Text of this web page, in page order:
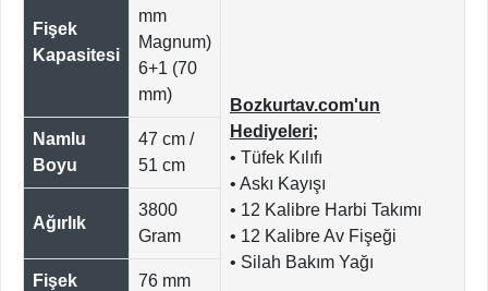
Fişek
Kapasitesi
mm
Magnum)
6+1 (70
mm)
Bozkurtav.com'un
Hediyeleri;
• Tüfek Kılıfı
• Askı Kayışı
• 12 Kalibre Harbi Takımı
• 12 Kalibre Av Fişeği
• Silah Bakım Yağı
Namlu
Boyu
47 cm /
51 cm
Ağırlık
3800
Gram
Fişek
76 mm